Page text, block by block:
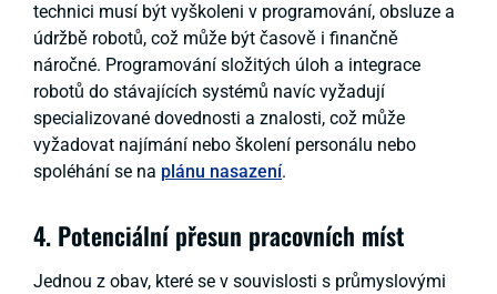
technici musí být vyškoleni v programování, obsluze a
údržbě robotů, což může být časově i finančně
náročné. Programování složitých úloh a integrace
robotů do stávajících systémů navíc vyžadují
specializované dovednosti a znalosti, což může
vyžadovat najímání nebo školení personálu nebo
spoléhání se na plánu nasazení.
4. Potenciální přesun pracovních míst
Jednou z obav, které se v souvislosti s průmyslovými